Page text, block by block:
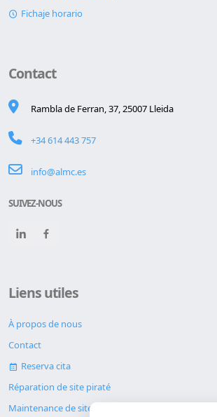
Fichaje horario
Contact
Rambla de Ferran, 37, 25007 Lleida
+34 614 443 757
info@almc.es
SUIVEZ-NOUS
Liens utiles
À propos de nous
Contact
Reserva cita
Réparation de site piraté
Maintenance de site web